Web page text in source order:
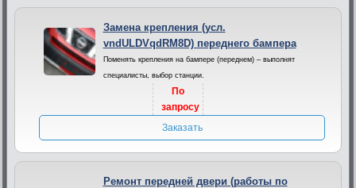
Замена крепления (усл.
vndULDVqdRM8D) переднего бампера
Поменять крепления на бампере (переднем) – выполнят
специалисты, выбор станции.
По
запросу
Заказать
Ремонт передней двери (работы по